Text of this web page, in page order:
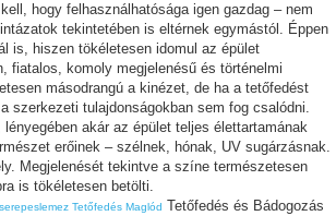
hogy felhasználhatósága igen gazdag – nem
tekintetében is eltérnek egymástól. Éppen
is, hiszen tökéletesen idomul az épület
fiatalos, komoly megjelenésű és történelmi
másodrangú a kinézet, de ha a tetőfedést
szerkezeti tulajdonságokban sem fog csalódni.
akár az épület teljes élettartamának
erőinek – szélnek, hónak, UV sugárzásnak.
Megjelenését tekintve a színe természetesen
is tökéletesen betölti.
Tetőfedés Maglód Tetőfedés és Bádogozás